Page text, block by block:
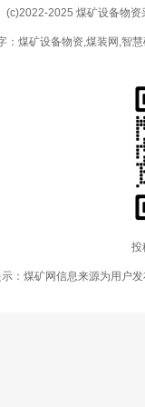
(c)2022-2025 煤矿设备物
：煤矿设备物资,煤装网,智
投
：煤矿网信息来源为用户